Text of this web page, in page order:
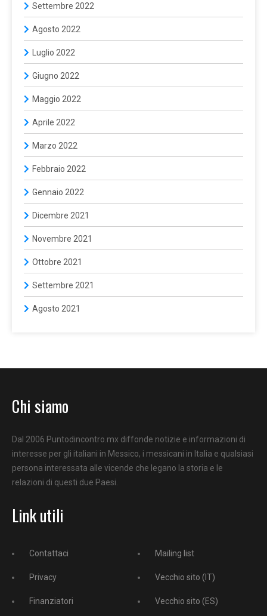
Settembre 2022
Agosto 2022
Luglio 2022
Giugno 2022
Maggio 2022
Aprile 2022
Marzo 2022
Febbraio 2022
Gennaio 2022
Dicembre 2021
Novembre 2021
Ottobre 2021
Settembre 2021
Agosto 2021
Chi siamo
Dal 2006 Puntodincontro.mx diffonde notizie e informazioni di
interesse per gli italiani in Messico, i messicani in Italia e qualsiasi
persona interessata alle vicende che legano la storia e le
relazioni di questi due Paesi.
Link utili
Contattaci
Privacy
Finanziatori
Mailing list
Vecchio sito (IT)
Vecchio sito (ES)